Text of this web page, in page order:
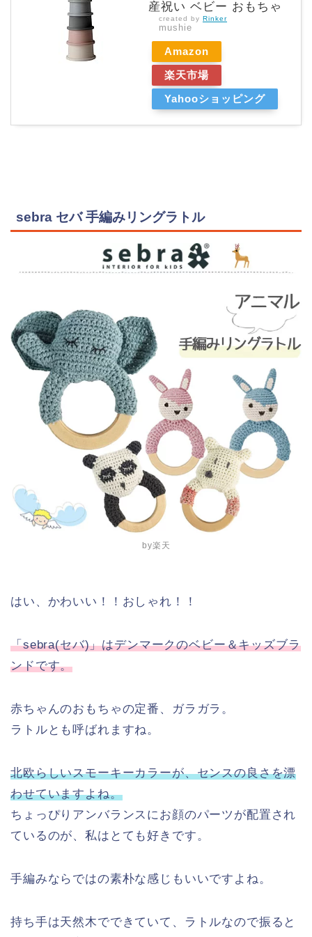
産祝い ベビー おもちゃ
created by Rinker
mushie
Amazon
楽天市場
Yahooショッピング
sebra セバ 手編みリングラトル
by楽天
はい、かわいい！！おしゃれ！！
「sebra(セバ)」はデンマークのベビー＆キッズブラ
ンドです。
赤ちゃんのおもちゃの定番、ガラガラ。
ラトルとも呼ばれますね。
北欧らしいスモーキーカラーが、センスの良さを漂
わせていますよね。
ちょっぴりアンバランスにお顔のパーツが配置され
ているのが、私はとても好きです。
手編みならではの素朴な感じもいいですよね。
持ち手は天然木でできていて、ラトルなので振ると